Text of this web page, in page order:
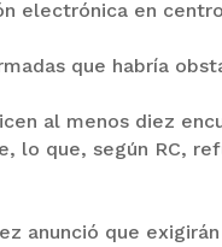
electrónica en
que habría
al menos diez
lo que, según RC,
anunció que